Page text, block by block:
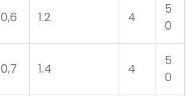
0,6 1.2 4
5
0
0,7 1.4 4
5
0